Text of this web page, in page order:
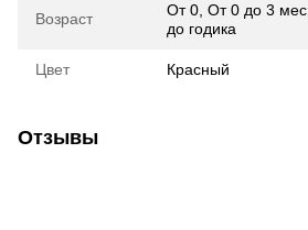
Возраст От 0 От 0 до 3 мес
до годика
Цвет Красный
Отзывы